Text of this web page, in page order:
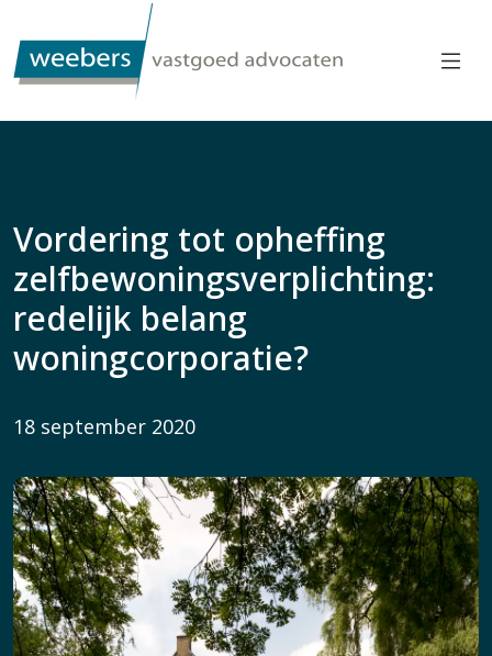
Vordering tot opheffing
zelfbewoningsverplichting:
redelijk belang
woningcorporatie?
18 september 2020